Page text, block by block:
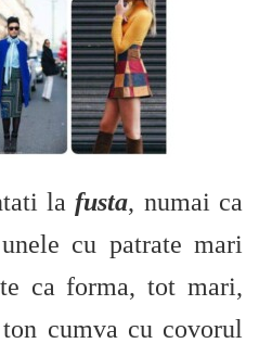
la fusta, numai ca
cu patrate mari
ca forma, tot mari,
cumva cu covorul